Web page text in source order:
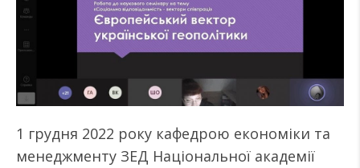
1 грудня 2022 року кафедрою економіки та
менеджменту ЗЕД Національної академії